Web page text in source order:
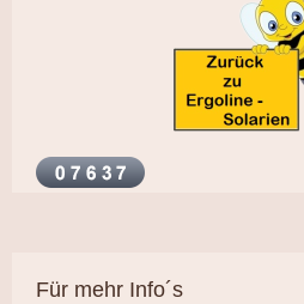
Für mehr Info´s